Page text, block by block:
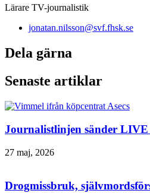
Lärare TV-journalistik
jonatan.nilsson@svf.fhsk.se
Dela gärna
Senaste artiklar
Journalistlinjen sänder LIVE
27 maj, 2026
Drogmissbruk,